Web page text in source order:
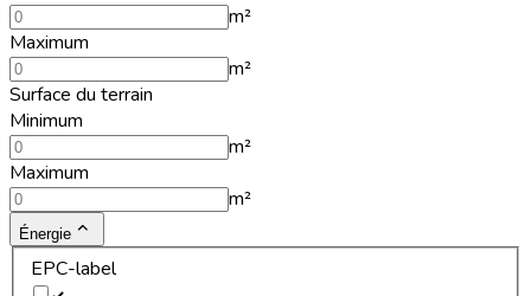
m²
Maximum
m²
Surface du terrain
Minimum
m²
Maximum
m²
Énergie
EPC-label